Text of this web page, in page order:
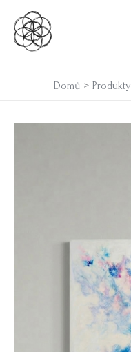
Přeskočit
obsah
Domů Produkty